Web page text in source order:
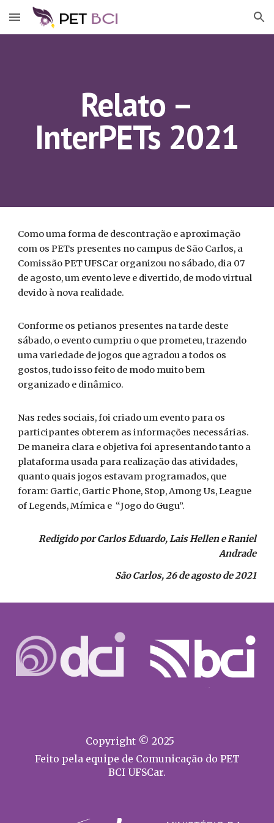
Skip to main content Skip to navigation
Relato –
InterPETs 2021
Como uma forma de descontração e aproximação
com os PETs presentes no campus de São Carlos, a
Comissão PET UFSCar organizou no sábado, dia 07
de agosto, um evento leve e divertido, de modo virtual
devido à nova realidade.
Conforme os petianos presentes na tarde deste
sábado, o evento cumpriu o que prometeu, trazendo
uma variedade de jogos que agradou a todos os
gostos, tudo isso feito de modo muito bem
organizado e dinâmico.
Nas redes sociais, foi criado um evento para os
participantes obterem as informações necessárias.
De maneira clara e objetiva foi apresentando tanto a
plataforma usada para realização das atividades,
quanto quais jogos estavam programados, que
foram: Gartic, Gartic Phone, Stop, Among Us, League
of Legends, Mímica e “Jogo do Gugu”.
Redigido por Carlos Eduardo, Lais Hellen e Raniel
Andrade
São Carlos, 26 de agosto de 2021
Copyright © 2025
Feito pela equipe de Comunicação do PET
BCI UFSCar.